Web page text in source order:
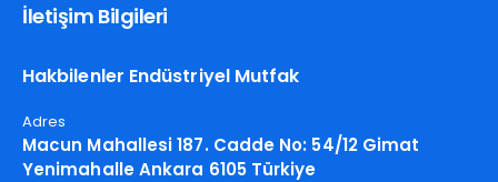
İletişim Bilgileri
Hakbilenler Endüstriyel Mutfak
Adres
Macun Mahallesi 187. Cadde No: 54/12 Gimat
Yenimahalle Ankara 6105 Türkiye